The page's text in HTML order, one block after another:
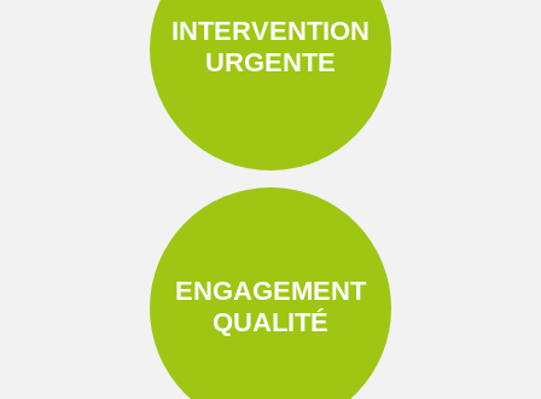
INTERVENTION
URGENTE
ENGAGEMENT
QUALITÉ